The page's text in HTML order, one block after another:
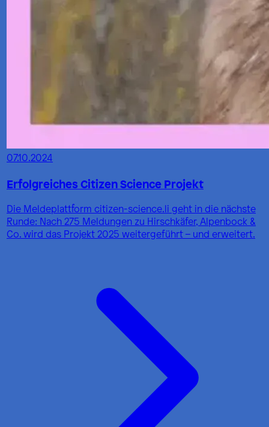
07.10.2024
Erfolgreiches Citizen Science Projekt
Die Meldeplattform citizen-science.li geht in die nächste
Runde: Nach 275 Meldungen zu Hirschkäfer, Alpenbock &
Co. wird das Projekt 2025 weitergeführt – und erweitert.